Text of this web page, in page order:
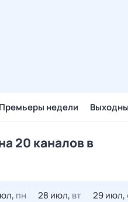
Премьеры недели
20 каналов в
пн 28 июл, вт 29 июл,